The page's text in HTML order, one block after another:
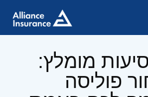
מומלץ:
פוליסה